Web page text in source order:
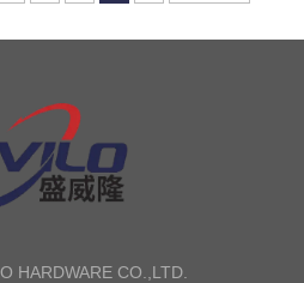
HARDWARE CO.,LTD.